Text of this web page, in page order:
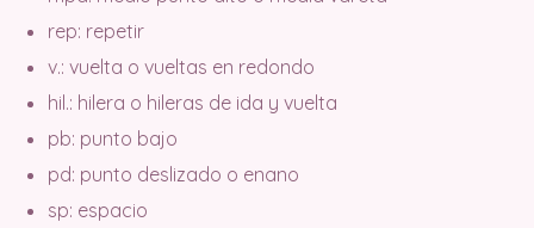
rep: repetir
v.: vuelta o vueltas en redondo
hil.: hilera o hileras de ida y vuelta
pb: punto bajo
pd: punto deslizado o enano
sp: espacio